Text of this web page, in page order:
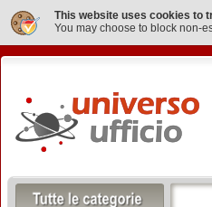
This website uses cookies to
You may choose to block non-